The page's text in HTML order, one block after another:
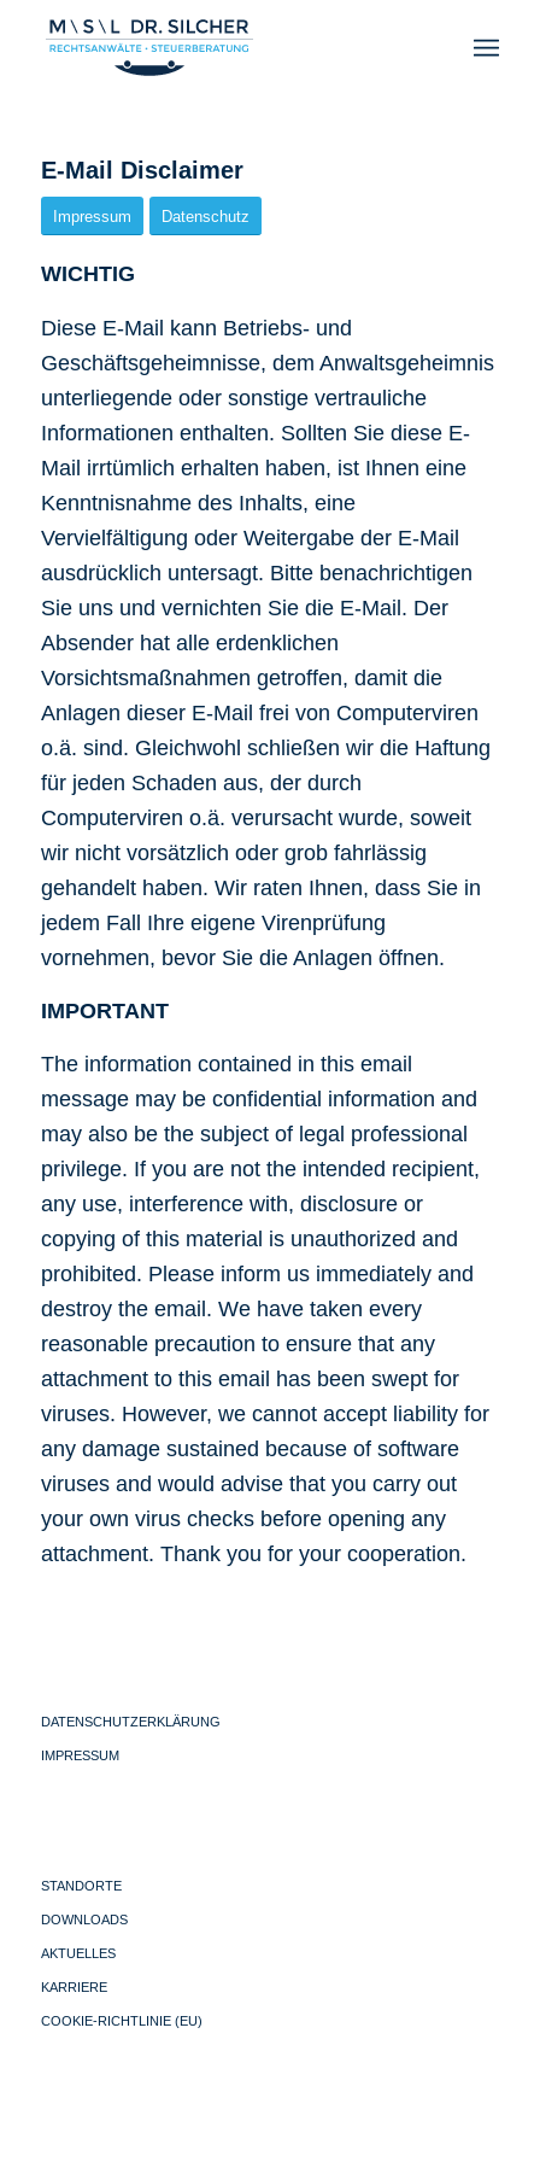
E-Mail Disclaimer
Impressum Datenschutz
WICHTIG
Diese E-Mail kann Betriebs- und
Geschäftsgeheimnisse, dem Anwaltsgeheimnis
unterliegende oder sonstige vertrauliche
Informationen enthalten. Sollten Sie diese E-
Mail irrtümlich erhalten haben, ist Ihnen eine
Kenntnisnahme des Inhalts, eine
Vervielfältigung oder Weitergabe der E-Mail
ausdrücklich untersagt. Bitte benachrichtigen
Sie uns und vernichten Sie die E-Mail. Der
Absender hat alle erdenklichen
Vorsichtsmaßnahmen getroffen, damit die
Anlagen dieser E-Mail frei von Computerviren
o.ä. sind. Gleichwohl schließen wir die Haftung
für jeden Schaden aus, der durch
Computerviren o.ä. verursacht wurde, soweit
wir nicht vorsätzlich oder grob fahrlässig
gehandelt haben. Wir raten Ihnen, dass Sie in
jedem Fall Ihre eigene Virenprüfung
vornehmen, bevor Sie die Anlagen öffnen.
IMPORTANT
The information contained in this email
message may be confidential information and
may also be the subject of legal professional
privilege. If you are not the intended recipient,
any use, interference with, disclosure or
copying of this material is unauthorized and
prohibited. Please inform us immediately and
destroy the email. We have taken every
reasonable precaution to ensure that any
attachment to this email has been swept for
viruses. However, we cannot accept liability for
any damage sustained because of software
viruses and would advise that you carry out
your own virus checks before opening any
attachment. Thank you for your cooperation.
DATENSCHUTZERKLÄRUNG
IMPRESSUM
STANDORTE
DOWNLOADS
AKTUELLES
KARRIERE
COOKIE-RICHTLINIE (EU)